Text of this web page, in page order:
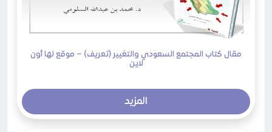
مقال كتاب المجتمع السعودي والتغيير (تعريف) – موقع لها أون
لاين
المزيد